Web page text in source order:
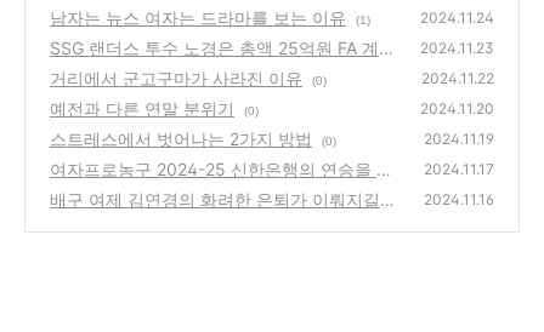
남자는 뉴스 여자는 드라마를 보는 이유 (1) 2024.11.24
SSG 랜더스 투수 노경은 총액 25억원 FA 계약
체결
(3)
2024.11.23
거리에서 군고구마가 사라진 이유 (0) 2024.11.22
예전과 다른 연말 분위기 (0) 2024.11.20
스트레스에서 벗어나는 2가지 방법 (0) 2024.11.19
여자프로농구 2024-25 신한은행의 연승을 기
다리며
(0)
2024.11.17
배구 여제 김연경의 화려한 은퇴가 이뤄지길
2024.11.16